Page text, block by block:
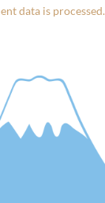
data is processed.